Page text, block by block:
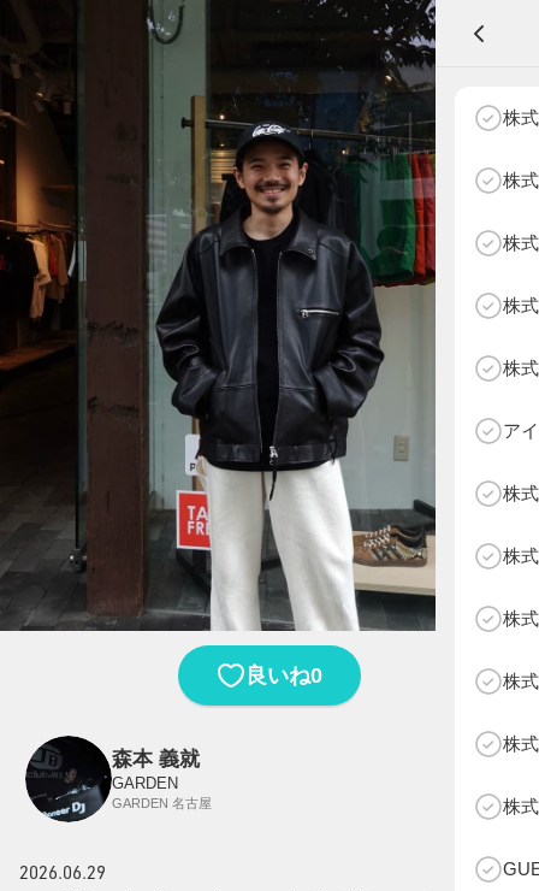
アパレル部門 物販部門 NEXT AGE
HOME
NEWS
ABOUT SOTY
投票方法
A
株
株
株
株
株
ア
株
株
株
株
株
株
良いね0
森本 義就
GARDEN
GARDEN 名古屋
2026.06.29